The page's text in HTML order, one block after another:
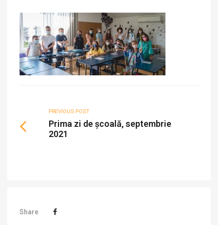
PREVIOUS POST
Prima zi de școală, septembrie
2021
Share